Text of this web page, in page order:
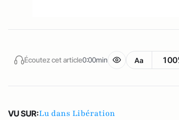
Écoutez cet article0:00min Aa
VU SUR:Lu dans Libération